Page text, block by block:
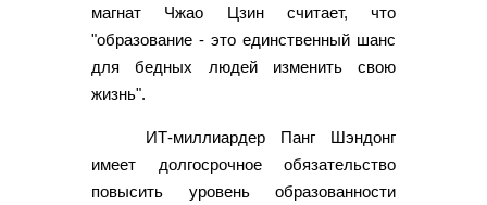
магнат Чжао Цзин считает, что
"образование - это единственный шанс
для бедных людей изменить свою
жизнь".
ИТ-миллиардер Панг Шэндонг
имеет долгосрочное обязательство
повысить уровень образованности